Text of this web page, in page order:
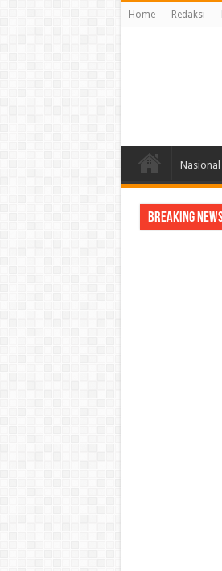
Home Redaksi
Nasional
Breaking